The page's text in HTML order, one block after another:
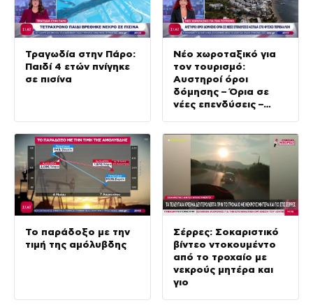
Τραγωδία στην Πάρο:
Παιδί 4 ετών πνίγηκε
σε πισίνα
Νέο χωροταξικό για
τον τουρισμό:
Αυστηροί όροι
δόμησης – Όρια σε
νέες επενδύσεις –
Το παράδοξο με την
τιμή της αμόλυβδης
Σέρρες: Σοκαριστικό
βίντεο ντοκουμέντο
από το τροχαίο με
νεκρούς μητέρα και
γιο